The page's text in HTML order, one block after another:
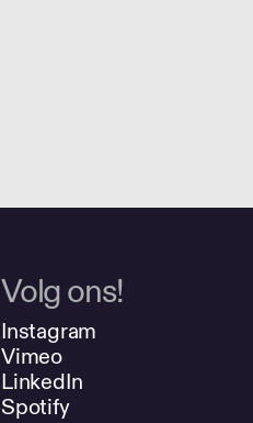
Volg ons!
Instagram
Vimeo
LinkedIn
Spotify